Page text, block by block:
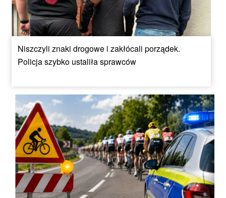
Niszczyli znaki drogowe i zakłócali porządek.
Policja szybko ustaliła sprawców